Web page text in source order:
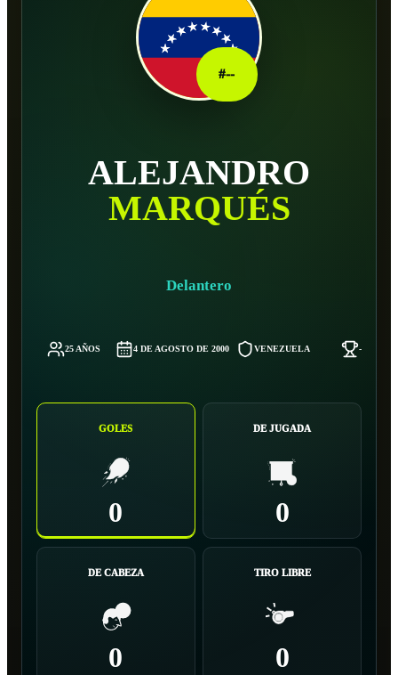
#--
ALEJANDRO
MARQUÉS
Delantero
25 AÑOS 4 DE AGOSTO DE 2000 VENEZUELA -
GOLES
0
DE JUGADA
0
DE CABEZA
0
TIRO LIBRE
0